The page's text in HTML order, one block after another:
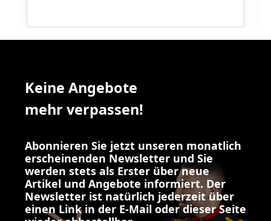
Keine Angebote
mehr verpassen!
Abonnieren Sie jetzt unseren monatlich
erscheinenden Newsletter und Sie
werden stets als Erster über neue
Artikel und Angebote informiert. Der
Newsletter ist natürlich jederzeit über
einen Link in der E-Mail oder dieser Seite